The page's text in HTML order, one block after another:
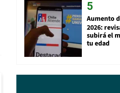
Aumento
2026:
subirá el
tu edad